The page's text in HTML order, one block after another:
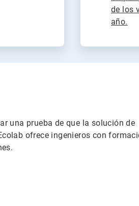
de los
año.
una prueba de que la solución de
ofrece ingenieros con